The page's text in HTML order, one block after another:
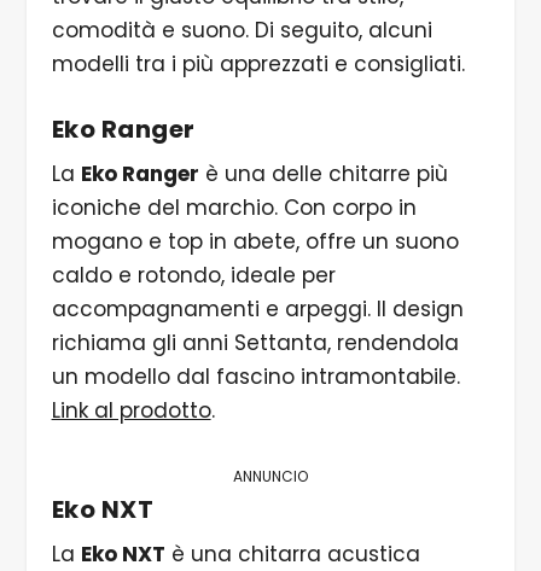
comodità e suono. Di seguito, alcuni
modelli tra i più apprezzati e consigliati.
Eko Ranger
La Eko Ranger è una delle chitarre più
iconiche del marchio. Con corpo in
mogano e top in abete, offre un suono
caldo e rotondo, ideale per
accompagnamenti e arpeggi. Il design
richiama gli anni Settanta, rendendola
un modello dal fascino intramontabile.
Link al prodotto.
ANNUNCIO
Eko NXT
La Eko NXT è una chitarra acustica